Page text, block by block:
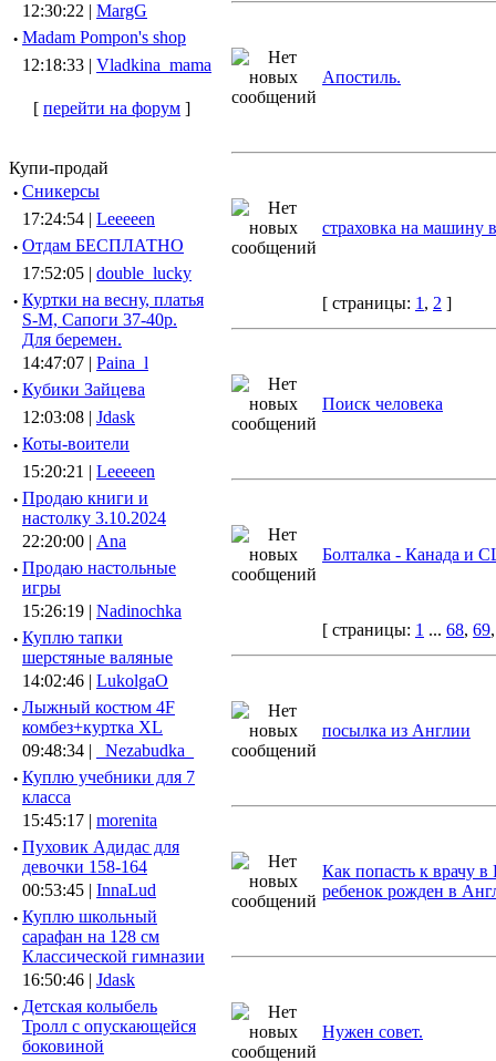
12:30:22 | MargG
· Madam Pompon's shop
12:18:33 | Vladkina_mama
[ перейти на форум ]
Купи-продай
· Сникерсы
17:24:54 | Leeeeen
· Отдам БЕСПЛАТНО
17:52:05 | double_lucky
· Куртки на весну, платья
S-M, Сапоги 37-40р.
Для беремен.
14:47:07 | Paina_l
· Кубики Зайцева
12:03:08 | Jdask
· Коты-воители
15:20:21 | Leeeeen
· Продаю книги и
настолку 3.10.2024
22:20:00 | Ana
· Продаю настольные
игры
15:26:19 | Nadinochka
· Куплю тапки
шерстяные валяные
14:02:46 | LukolgaO
· Лыжный костюм 4F
комбез+куртка XL
09:48:34 |
_Nezabudka_
· Куплю учебники для 7
класса
15:45:17 | morenita
· Пуховик Адидас для
девочки 158-164
00:53:45 | InnaLud
· Куплю школьный
сарафан на 128 см
Классической гимназии
16:50:46 | Jdask
· Детская колыбель
Тролл с опускающейся
боковиной
Апостиль.
страховка на машину
[ страницы: 1 , 2 ]
Поиск человека
Болталка - Канада и
[ страницы: 1 ... 68, 69
посылка из Англии
Как попасть к врачу в
ребенок рожден в
Нужен совет.